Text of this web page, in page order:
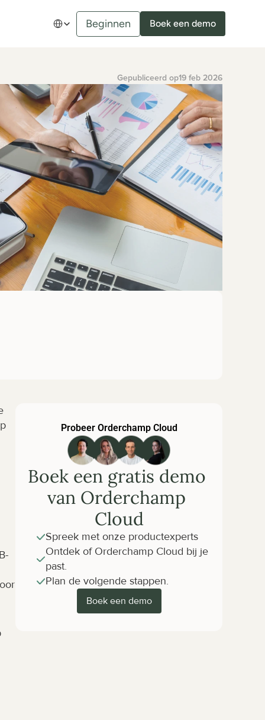
Select Language
Beginnen Boek een demo
Gepubliceerd op19 feb 2026
Probeer Orderchamp Cloud
Boek een gratis demo
van Orderchamp
Cloud
Spreek met onze productexperts
Ontdek of Orderchamp Cloud bij je
past.
Plan de volgende stappen.
Boek een demo